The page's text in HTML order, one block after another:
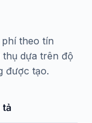
theo tín
thụ dựa trên độ
được tạo.
tả